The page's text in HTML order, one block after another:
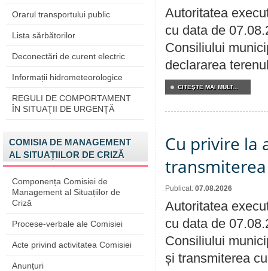
Orarul transportului public
Lista sărbătorilor
Deconectări de curent electric
Informații hidrometeorologice
REGULI DE COMPORTAMENT
ÎN SITUAŢII DE URGENŢĂ
COMISIA DE MANAGEMENT
AL SITUAȚIILOR DE CRIZĂ
Componența Comisiei de
Management al Situațiilor de
Criză
Procese-verbale ale Comisiei
Acte privind activitatea Comisiei
Anunțuri
Autoritatea
cu data de
Consiliului
declararea
CITEŞTE MAI MULT...
Cu privire la
Publicat: 07.08.2026
Autoritatea
cu data de
Consiliului
și transmiterea